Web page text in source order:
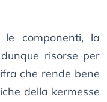
le componenti, la
risorse per
che rende bene
della kermesse